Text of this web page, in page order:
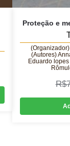
Proteção e
(Autores)
Eduardo
R$